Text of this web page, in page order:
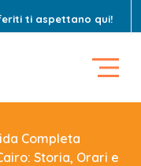
ti aspettano qui!
Completa
Storia, Orari e